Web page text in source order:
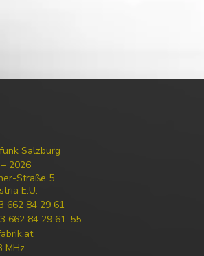
Salzburg
2026
Straße 5
E.U.
662 84 29 61
662 84 29 61-55
MHz